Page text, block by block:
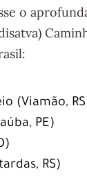
o
(Viamão,
PE)
RS)